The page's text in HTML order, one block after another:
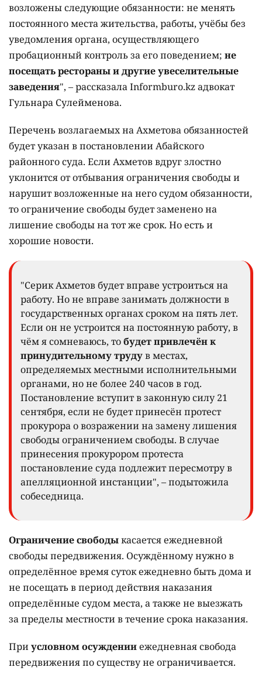
возложены следующие обязанности: не менять
постоянного места жительства, работы, учёбы без
уведомления органа, осуществляющего
пробационный контроль за его поведением; не
посещать рестораны и другие увеселительные
заведения", – рассказала Informburo.kz адвокат
Гульнара Сулейменова.
Перечень возлагаемых на Ахметова обязанностей
будет указан в постановлении Абайского
районного суда. Если Ахметов вдруг злостно
уклонится от отбывания ограничения свободы и
нарушит возложенные на него судом обязанности,
то ограничение свободы будет заменено на
лишение свободы на тот же срок. Но есть и
хорошие новости.
"Серик Ахметов будет вправе устроиться на
работу. Но не вправе занимать должности в
государственных органах сроком на пять лет.
Если он не устроится на постоянную работу, в
чём я сомневаюсь, тобудет привлечён к
принудительному трудув местах,
определяемых местными исполнительными
органами, но не более 240 часов в год.
Постановление вступит в законную силу 21
сентября, если не будет принесён протест
прокурора о возражении на замену лишения
свободы ограничением свободы. В случае
принесения прокурором протеста
постановление суда подлежит пересмотру в
апелляционной инстанции", – подытожила
собеседница.
Ограничение свободыкасается ежедневной
свободы передвижения. Осуждённому нужно в
определённое время суток ежедневно быть дома и
не посещать в период действия наказания
определённые судом места, а также не выезжать
за пределы местности в течение срока наказания.
Приусловном осужденииежедневная свобода
передвижения по существу не ограничивается.